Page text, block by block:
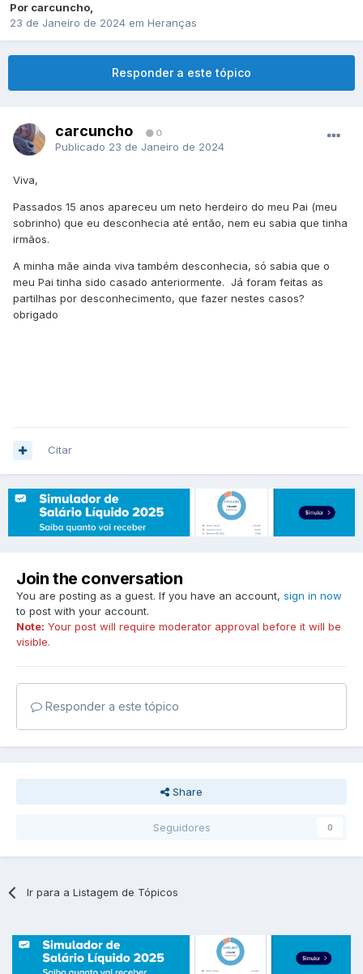
Por carcuncho,
23 de Janeiro de 2024 em Heranças
Responder a este tópico
carcuncho 0
Publicado 23 de Janeiro de 2024
Viva,
Passados 15 anos apareceu um neto herdeiro do meu Pai (meu
sobrinho) que eu desconhecia até então, nem eu sabia que tinha
irmãos.
A minha mãe ainda viva também desconhecia, só sabia que o
meu Pai tinha sido casado anteriormente. Já foram feitas as
partilhas por desconhecimento, que fazer nestes casos?
obrigado
Citar
Join the conversation
You are posting as a guest. If you have an account, sign in now
to post with your account.
Note: Your post will require moderator approval before it will be
visible.
Responder a este tópico
Share
Seguidores 0
Ir para a Listagem de Tópicos